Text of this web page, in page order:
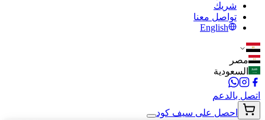
شريك
تواصل معنا
English
مصر
السعودية
اتصل بالدعم
احصل على سيف كود